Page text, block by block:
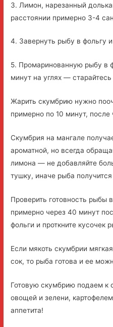
3. Лимон, нарезанный
расстоянии примерно 3-4
4. Завернуть рыбу в фольгу
5. Промаринованную рыбу в
минут на углях —
Жарить скумбрию нужно
примерно по 10 минут, после
Скумбрия на мангале
ароматной, но всегда
лимона — не добавляйте
тушку, иначе рыба
Проверить готовность рыбы
примерно через 40 минут
фольги и проткните кусочек
Если мякоть скумбрии
сок, то рыба готова и ее
Готовую скумбрию подаем к
овощей и зелени,
аппетита!